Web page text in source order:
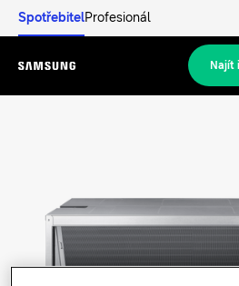
SpotřebitelProfesionál
Menu
Najít
REZIDENČNÍ ŘEŠENÍ
Co je tepelné čerpadlo a
Naše řešení